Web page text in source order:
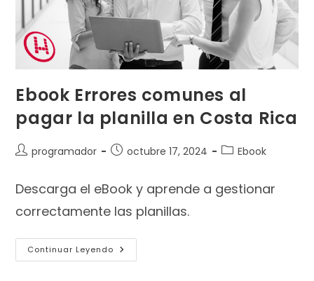
Ebook Errores comunes al
pagar la planilla en Costa Rica
programador octubre 17, 2024 Ebook
Descarga el eBook y aprende a gestionar
correctamente las planillas.
Continuar Leyendo